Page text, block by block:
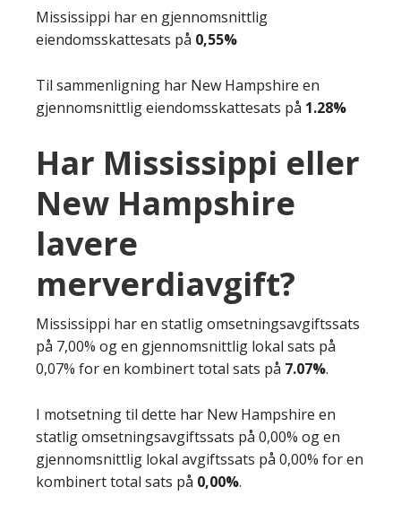
Mississippi har en gjennomsnittlig
eiendomsskattesats på 0,55%
Til sammenligning har New Hampshire en
gjennomsnittlig eiendomsskattesats på 1.28%
Har Mississippi eller
New Hampshire
lavere
merverdiavgift?
Mississippi har en statlig omsetningsavgiftssats
på 7,00% og en gjennomsnittlig lokal sats på
0,07% for en kombinert total sats på 7.07%.
I motsetning til dette har New Hampshire en
statlig omsetningsavgiftssats på 0,00% og en
gjennomsnittlig lokal avgiftssats på 0,00% for en
kombinert total sats på 0,00%.